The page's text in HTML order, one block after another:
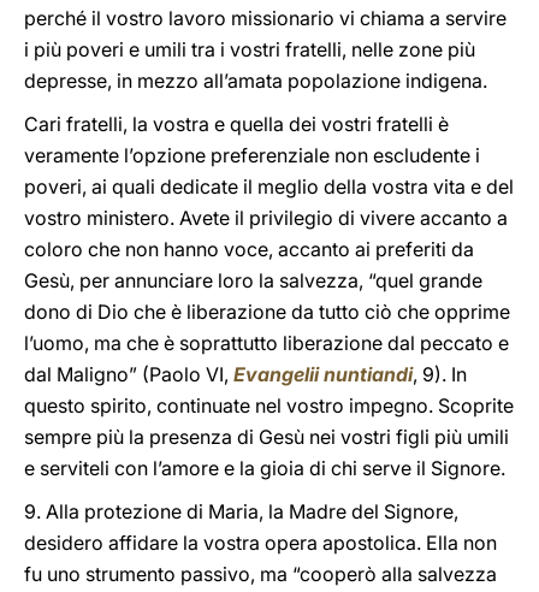
perché il vostro lavoro missionario vi chiama a servire
i più poveri e umili tra i vostri fratelli, nelle zone più
depresse, in mezzo all’amata popolazione indigena.
Cari fratelli, la vostra e quella dei vostri fratelli è
veramente l’opzione preferenziale non escludente i
poveri, ai quali dedicate il meglio della vostra vita e del
vostro ministero. Avete il privilegio di vivere accanto a
coloro che non hanno voce, accanto ai preferiti da
Gesù, per annunciare loro la salvezza, “quel grande
dono di Dio che è liberazione da tutto ciò che opprime
l’uomo, ma che è soprattutto liberazione dal peccato e
dal Maligno” (Paolo VI, Evangelii nuntiandi, 9). In
questo spirito, continuate nel vostro impegno. Scoprite
sempre più la presenza di Gesù nei vostri figli più umili
e serviteli con l’amore e la gioia di chi serve il Signore.
9. Alla protezione di Maria, la Madre del Signore,
desidero affidare la vostra opera apostolica. Ella non
fu uno strumento passivo, ma “cooperò alla salvezza